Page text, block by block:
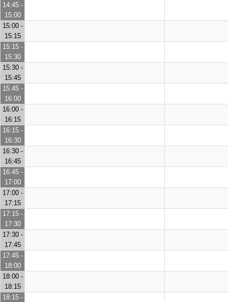
14:45 -
15:00
15:00 -
15:15
15:15 -
15:30
15:30 -
15:45
15:45 -
16:00
16:00 -
16:15
16:15 -
16:30
16:30 -
16:45
16:45 -
17:00
17:00 -
17:15
17:15 -
17:30
17:30 -
17:45
17:45 -
18:00
18:00 -
18:15
18:15 -